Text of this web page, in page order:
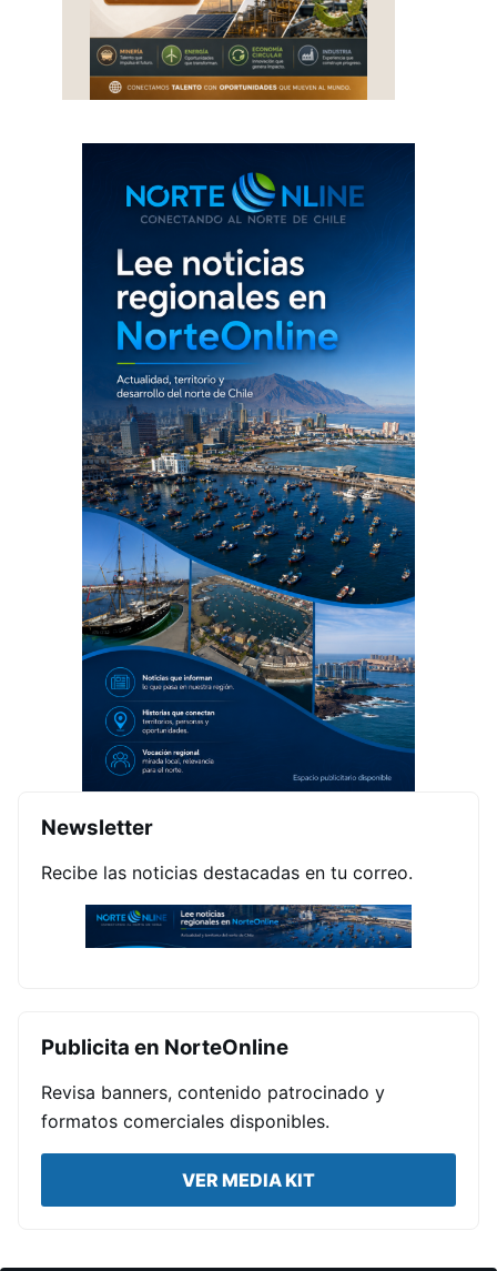
Newsletter
Recibe las noticias destacadas en tu correo.
Publicita en NorteOnline
Revisa banners, contenido patrocinado y
formatos comerciales disponibles.
VER MEDIA KIT